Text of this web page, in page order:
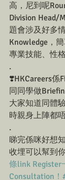
高，尼到呢
Division Head/
題會涉及好多
Knowledge，
專業技能、性
.
❣️HKCareers係
同同學做
大家知道同體
時親身上陣都
.
睇完係咪好想
收埋可以幫到
條link Register
Consultation！